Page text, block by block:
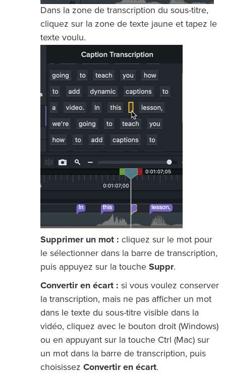
Dans la zone de transcription du sous-titre,
cliquez sur la zone de texte jaune et tapez le
texte voulu.
Supprimer un mot : cliquez sur le mot pour
le sélectionner dans la barre de transcription,
puis appuyez sur la touche Suppr.
Convertir en écart : si vous voulez conserver
la transcription, mais ne pas afficher un mot
dans le texte du sous-titre visible dans la
vidéo, cliquez avec le bouton droit (Windows)
ou en appuyant sur la touche Ctrl (Mac) sur
un mot dans la barre de transcription, puis
choisissez Convertir en écart.